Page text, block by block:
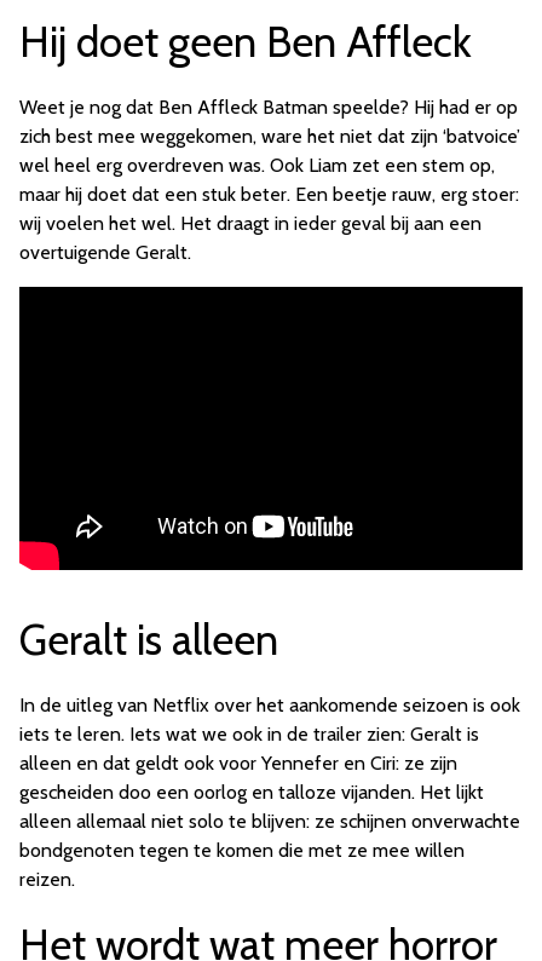
Hij doet geen Ben Affleck
Weet je nog dat Ben Affleck Batman speelde? Hij had er op
zich best mee weggekomen, ware het niet dat zijn ‘batvoice’
wel heel erg overdreven was. Ook Liam zet een stem op,
maar hij doet dat een stuk beter. Een beetje rauw, erg stoer:
wij voelen het wel. Het draagt in ieder geval bij aan een
overtuigende Geralt.
Geralt is alleen
In de uitleg van Netflix over het aankomende seizoen is ook
iets te leren. Iets wat we ook in de trailer zien: Geralt is
alleen en dat geldt ook voor Yennefer en Ciri: ze zijn
gescheiden doo een oorlog en talloze vijanden. Het lijkt
alleen allemaal niet solo te blijven: ze schijnen onverwachte
bondgenoten tegen te komen die met ze mee willen
reizen.
Het wordt wat meer horror